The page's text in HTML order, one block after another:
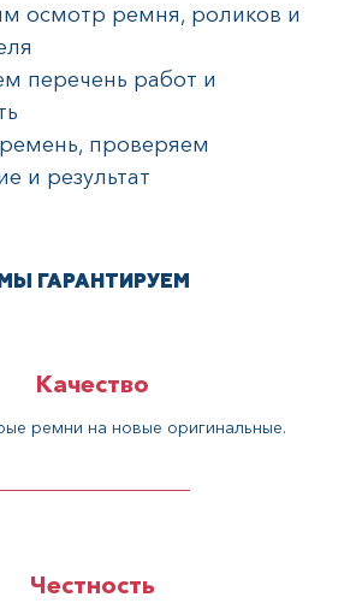
осмотр ремня, роликов и
перечень работ и
проверяем
и результат
МЫ ГАРАНТИРУЕМ
Качество
ремни на новые оригинальные.
Честность